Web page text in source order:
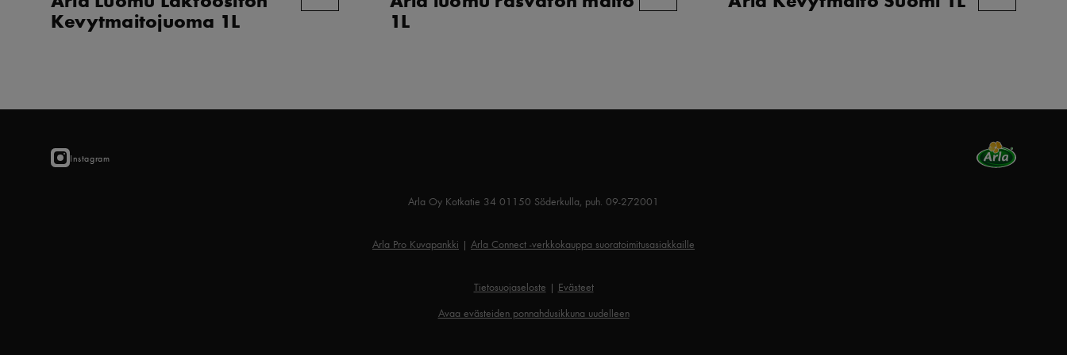
Kevytmaitojuoma 1L
1L
Instagram
Arla Oy Kotkatie 34 01150 Söderkulla, puh. 09-272001
Arla Pro Kuvapankki | Arla Connect -verkkokauppa suoratoimitusasiakkaille
Tietosuojaseloste | Evästeet
Avaa evästeiden ponnahdusikkuna uudelleen